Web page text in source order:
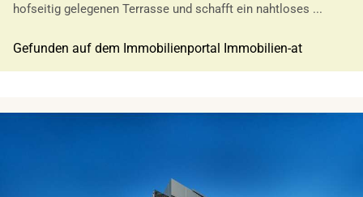
hofseitig gelegenen Terrasse und schafft ein nahtloses ...
Gefunden auf dem Immobilienportal Immobilien-at